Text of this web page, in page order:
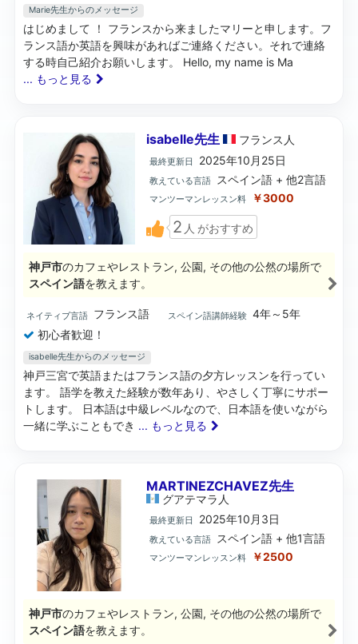
Marie先生からのメッセージ
はじめまして ！ フランスから来ましたマリーと申します。フ
ランス語か英語を興味があればご連絡ください。それで連絡
する時自己紹介お願いします。 Hello, my name is Ma
... もっと見る
isabelle先生 フランス 人
最終更新日 2025年10月25日
教えている言語 スペイン語 + 他2言語
マンツーマンレッスン料 ￥3000
2 人 がおすすめ
神戸市のカフェやレストラン, 公園, その他の公然の場所で
スペイン語を教えます。
ネイティブ言語 フランス語 スペイン語講師経験 4年～5年
初心者歓迎！
isabelle先生からのメッセージ
神戸三宮で英語またはフランス語の夕方レッスンを行ってい
ます。 語学を教えた経験が数年あり、やさしく丁寧にサポー
トします。 日本語は中級レベルなので、日本語を使いながら
一緒に学ぶこともでき ... もっと見る
MARTINEZCHAVEZ先生
グアテマラ 人
最終更新日 2025年10月3日
教えている言語 スペイン語 + 他1言語
マンツーマンレッスン料 ￥2500
神戸市のカフェやレストラン, 公園, その他の公然の場所で
スペイン語を教えます。